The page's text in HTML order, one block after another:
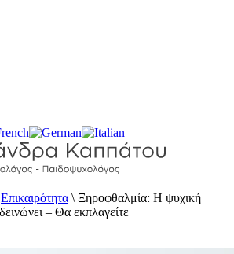
Ψυχολόγος –
Επικαιρότητα \ Ξηροφθαλμία: Η ψυχική
– Θα εκπλαγείτε